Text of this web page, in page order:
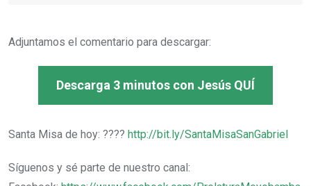
Adjuntamos el comentario para descargar:
Descarga 3 minutos con Jesús QUÍ
Santa Misa de hoy: ???? http://bit.ly/SantaMisaSanGabriel
Síguenos y sé parte de nuestro canal: